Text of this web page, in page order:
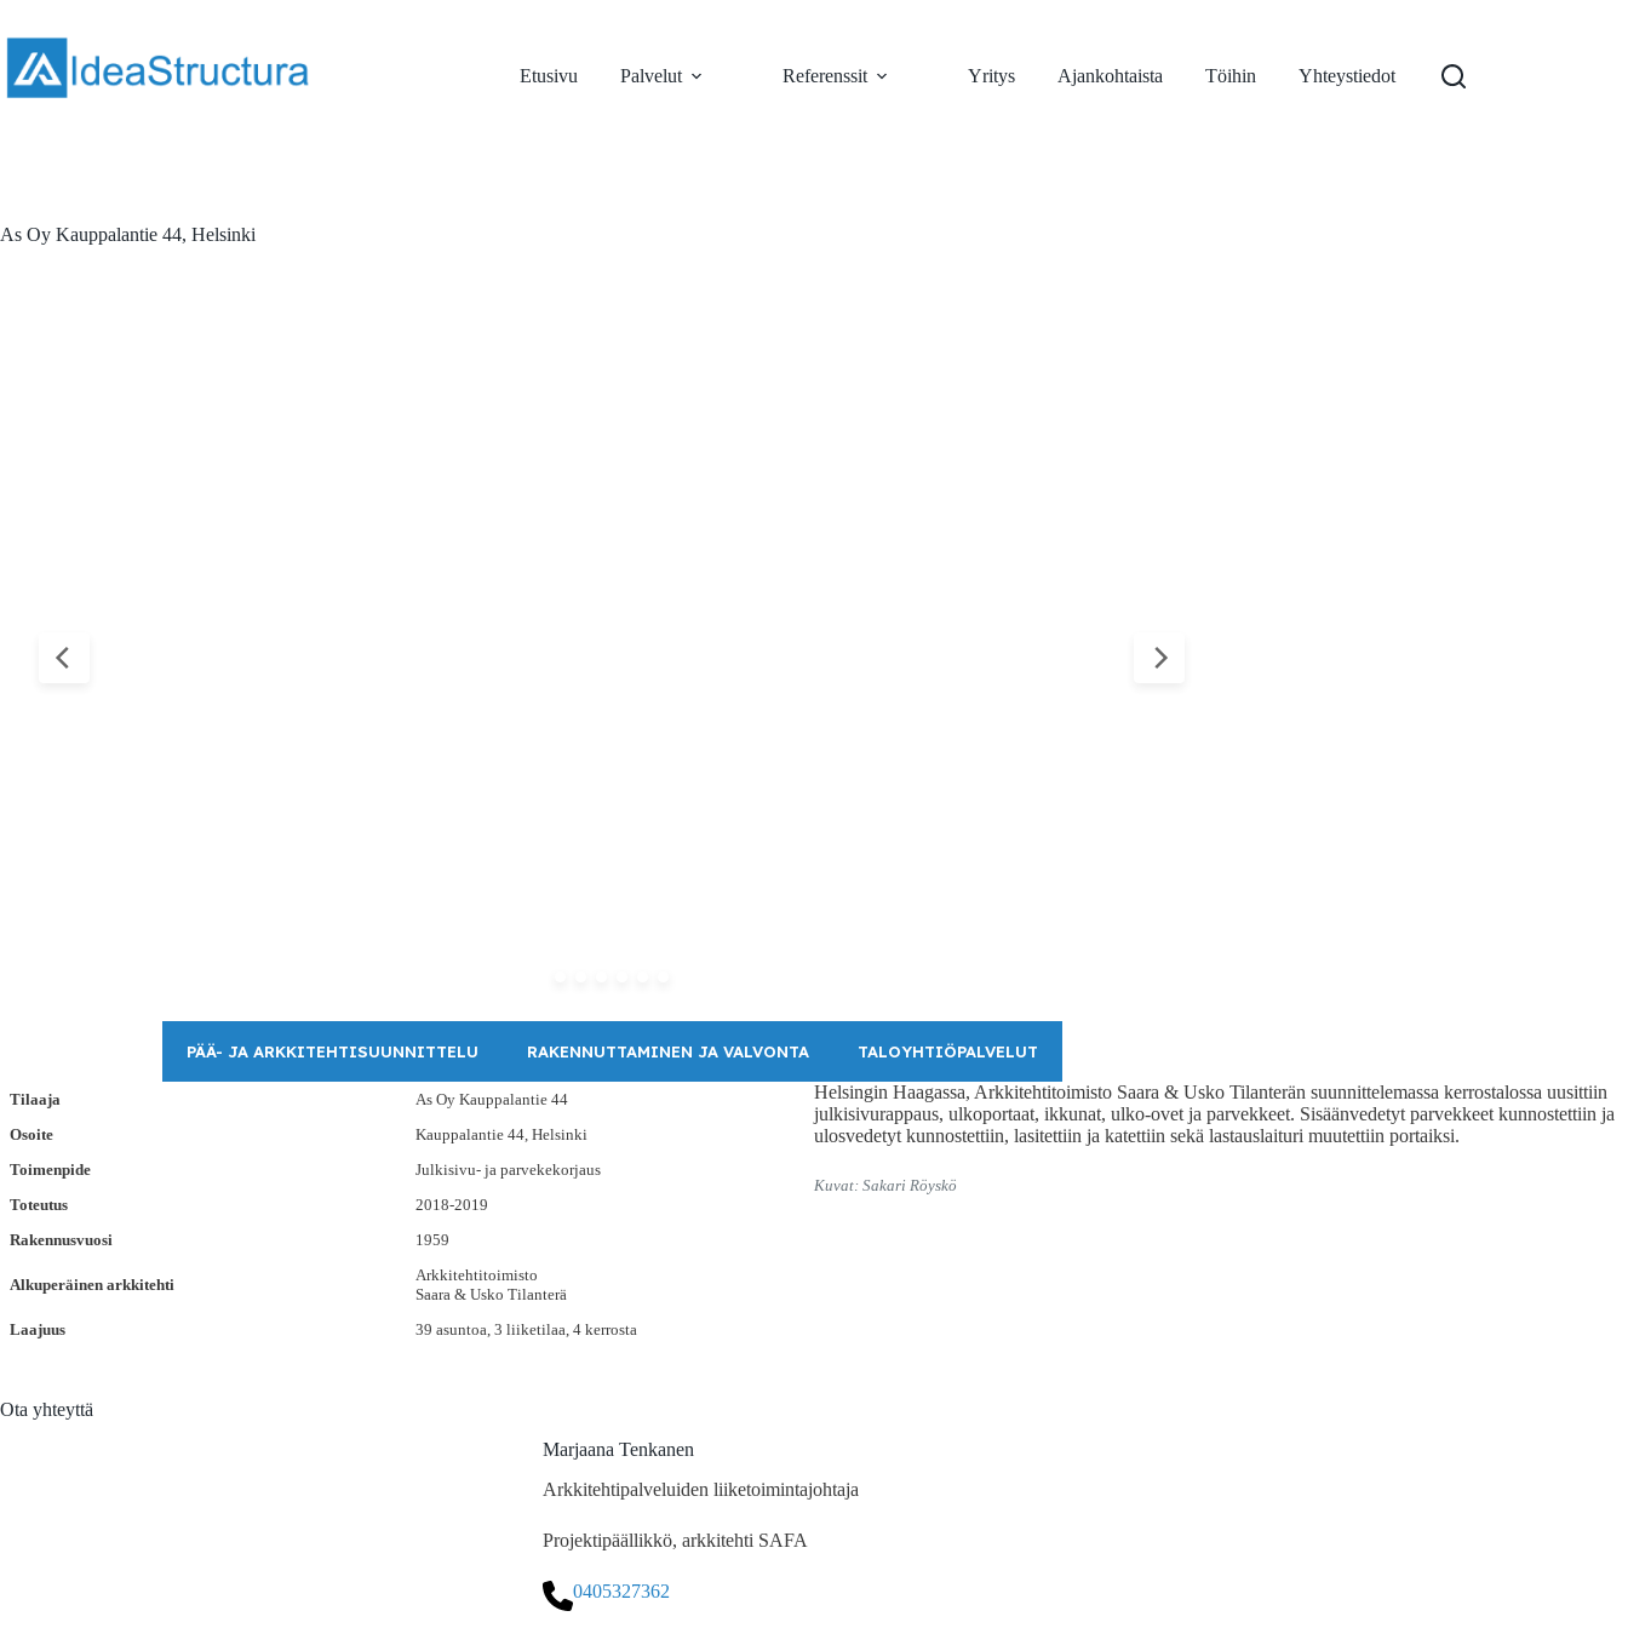
content
Etusivu
Palvelut Referenssit Yritys Ajankohtaista Töihin Yhteystiedot
As Oy Kauppalantie 44, Helsinki
PÄÄ- JA ARKKITEHTISUUNNITTELU RAKENNUTTAMINEN JA VALVONTA TALOYHTIÖPALVELUT
Tilaaja
As Oy Kauppalantie 44
Osoite
Kauppalantie 44, Helsinki
Toimenpide
Julkisivu- ja parvekekorjaus
Toteutus
2018-2019
Rakennusvuosi
1959
Alkuperäinen arkkitehti
Arkkitehtitoimisto
Saara & Usko Tilanterä
Laajuus
39 asuntoa, 3 liiketilaa, 4 kerrosta
Helsingin Haagassa, Arkkitehtitoimisto Saara & Usko Tilanterän suunnittelemassa kerrostalossa uusittiin
julkisivurappaus, ulkoportaat, ikkunat, ulko-ovet ja parvekkeet. Sisäänvedetyt parvekkeet kunnostettiin ja
ulosvedetyt kunnostettiin, lasitettiin ja katettiin sekä lastauslaituri muutettiin portaiksi.
Kuvat: Sakari Röyskö
Ota yhteyttä
Marjaana Tenkanen
Arkkitehtipalveluiden liiketoimintajohtaja
Projektipäällikkö, arkkitehti SAFA
0405327362